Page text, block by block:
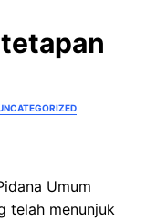
Umum
telah menunjuk